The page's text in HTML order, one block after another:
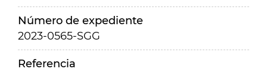
Número de expediente
2023-0565-SGG
Referencia